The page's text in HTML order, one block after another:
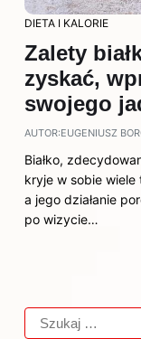
DIETA I KALORIE
Zalety
zyskać,
swojego
AUTOR:EUGENIUSZ
Białko,
kryje w sobie wiele
a jego działanie
po wizycie…